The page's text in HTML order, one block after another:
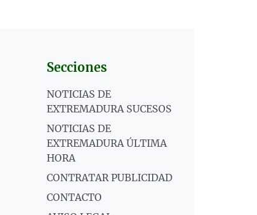
Secciones
NOTICIAS DE
EXTREMADURA SUCESOS
NOTICIAS DE
EXTREMADURA ÚLTIMA
HORA
CONTRATAR PUBLICIDAD
CONTACTO